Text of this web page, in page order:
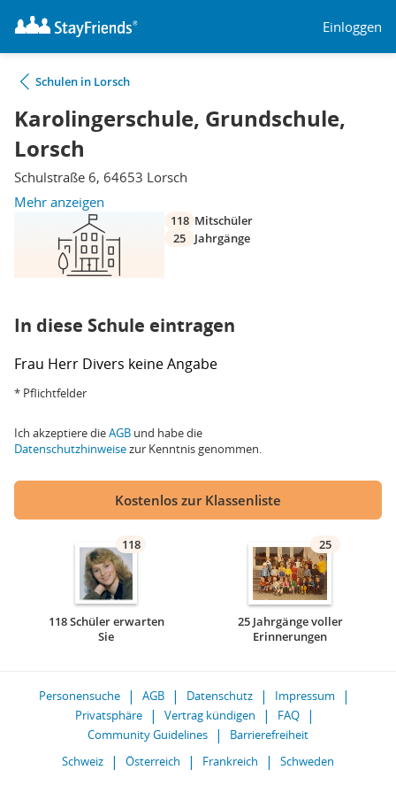
Einloggen
Schulen in Lorsch
Karolingerschule, Grundschule,
Lorsch
Schulstraße 6, 64653 Lorsch
Mehr anzeigen
118 Mitschüler
25
Jahrgänge
In diese Schule eintragen
Frau Herr Divers keine Angabe
* Pflichtfelder
Ich akzeptiere dieAGB und habe die
Datenschutzhinweisezur Kenntnis genommen.
Kostenlos zur Klassenliste
118
118 Schüler erwarten
Sie
25
25 Jahrgänge voller
Erinnerungen
Personensuche AGB Datenschutz
Impressum
Privatsphäre
Vertrag kündigen
FAQ
Community Guidelines
Barrierefreiheit
Schweiz
Österreich Frankreich Schweden